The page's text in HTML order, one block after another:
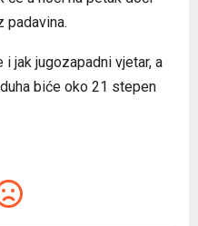
padavina.
i jak jugozapadni vjetar, a
biće oko 21 stepen